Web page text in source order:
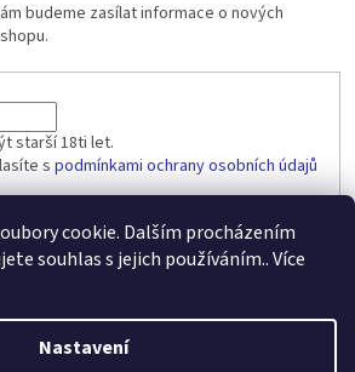
cookie. Dalším procházením
souhlas s jejich používáním.. Více
Nastavení
budeme zasílat informace o nových
starší 18ti let.
s podmínkami ochrany osobních údajů